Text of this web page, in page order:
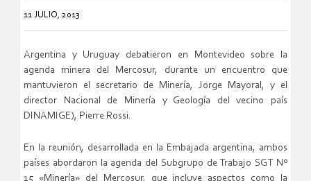
11 JULIO, 2013
Argentina y Uruguay debatieron en Montevideo sobre la
agenda minera del Mercosur, durante un encuentro que
mantuvieron el secretario de Minería, Jorge Mayoral, y el
director Nacional de Minería y Geología del vecino país
DINAMIGE), Pierre Rossi.
En la reunión, desarrollada en la Embajada argentina, ambos
países abordaron la agenda del Subgrupo de Trabajo SGT Nº
15 «Minería» del Mercosur, que incluye aspectos como la